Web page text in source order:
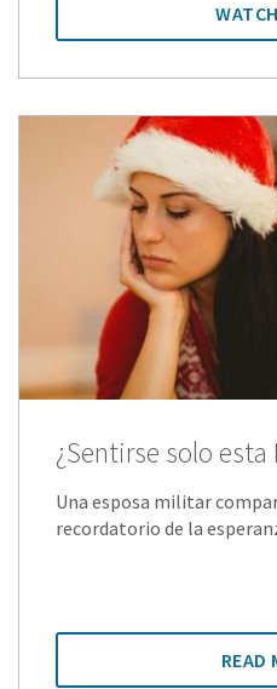
¿Sentirse solo
Una esposa militar
recordatorio de la
READ